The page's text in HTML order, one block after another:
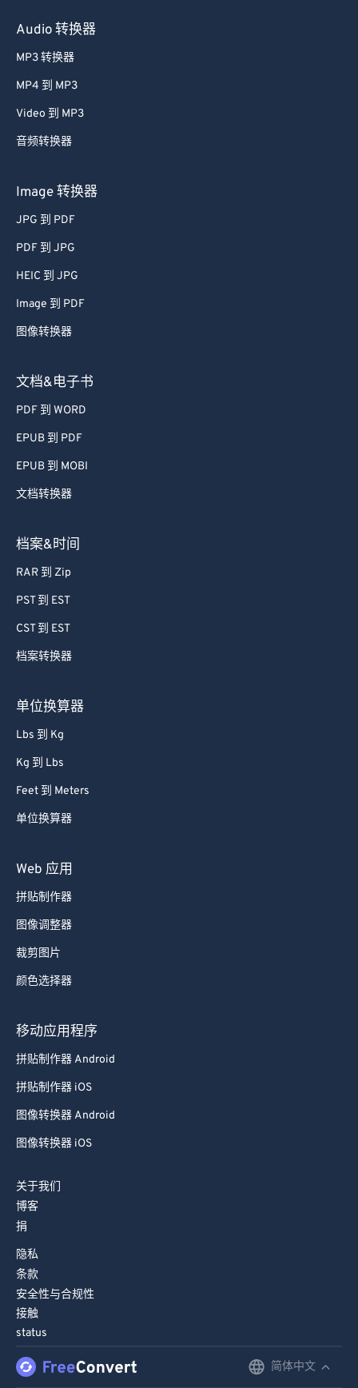
Audio 转换器
MP3 转换器
MP4 到 MP3
Video 到 MP3
音频转换器
Image 转换器
JPG 到 PDF
PDF 到 JPG
HEIC 到 JPG
Image 到 PDF
图像转换器
文档&电子书
PDF 到 WORD
EPUB 到 PDF
EPUB 到 MOBI
文档转换器
档案&时间
RAR 到 Zip
PST 到 EST
CST 到 EST
档案转换器
单位换算器
Lbs 到 Kg
Kg 到 Lbs
Feet 到 Meters
单位换算器
Web 应用
拼贴制作器
图像调整器
裁剪图片
颜色选择器
移动应用程序
拼贴制作器 Android
拼贴制作器 iOS
图像转换器 Android
图像转换器 iOS
关于我们
博客
捐
隐私
条款
安全性与合规性
接触
status
简体中文